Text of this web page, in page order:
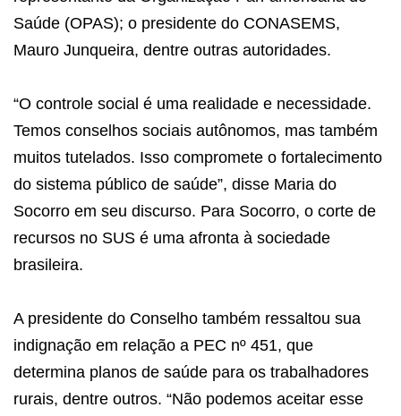
Saúde (OPAS); o presidente do CONASEMS,
Mauro Junqueira, dentre outras autoridades.
“O controle social é uma realidade e necessidade.
Temos conselhos sociais autônomos, mas também
muitos tutelados. Isso compromete o fortalecimento
do sistema público de saúde”, disse Maria do
Socorro em seu discurso. Para Socorro, o corte de
recursos no SUS é uma afronta à sociedade
brasileira.
A presidente do Conselho também ressaltou sua
indignação em relação a PEC nº 451, que
determina planos de saúde para os trabalhadores
rurais, dentre outros. “Não podemos aceitar esse